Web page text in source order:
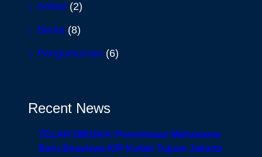
Artikel (2)
Berita (8)
Pengumuman (6)
Recent News
TELAH DIBUKA! Penerimaan Mahasiswa
Baru Beasiswa KIP Kuliah Tujuan Jakarta